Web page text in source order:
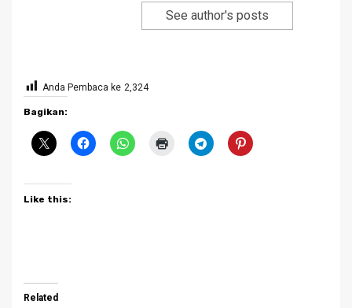
See author's posts
Anda Pembaca ke 2,324
Bagikan:
Like this:
Related